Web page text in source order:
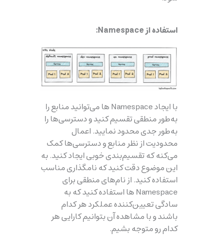
استفاده از Namespace:
با ایجاد Namespace ها می‌توانید منابع را
به‌طور منطقی تقسیم کنید و دسترسی‌ها را
به‌طور جدی محدود نمایید. اعمال
محدودیت از نظر منابع و دسترسی‌ها کمک
می‌کنه که تقسیم‌بندی خوبی ایجاد کنید. به
این موضوع دقت کنید که نامگذاری مناسب
استفاده کنید. از نام‌های منطقی برای
Namespace ها استفاده کنید که به
سادگی تعیین‌کننده عملکرد هر کدام
باشند و با مشاهده آن بتوانیم کارایی هر
کدام رو متوجه بشیم.